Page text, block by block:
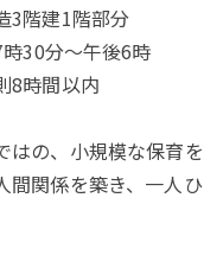
階建1階部分
30分～午後6時
8時間以内
はの、小規模な保育
間関係を築き、一人